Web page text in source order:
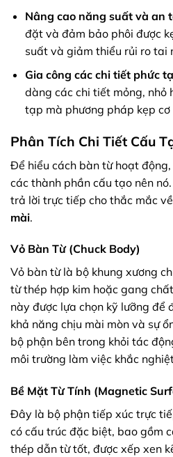
Nâng cao năng suất và an
đặt và đảm bảo phôi được
suất và giảm thiểu rủi ro tai
Gia công các chi tiết phức
dàng các chi tiết mỏng, nhỏ
tạp mà phương pháp kẹp cơ
Phân Tích Chi Tiết Cấu
Để hiểu cách bàn từ hoạt
các thành phần cấu tạo nên
trả lời trực tiếp cho thắc mắc về
mài.
Vỏ Bàn Từ (Chuck Body)
Vỏ bàn từ là bộ khung xương
từ thép hợp kim hoặc gang
này được lựa chọn kỹ lưỡng để
khả năng chịu mài mòn và sự
bộ phận bên trong khỏi tác
môi trường làm việc khắc
Bề Mặt Từ Tính (Magnetic
Đây là bộ phận tiếp xúc trực
có cấu trúc đặc biệt, bao gồm
thép dẫn từ tốt, được xếp xen